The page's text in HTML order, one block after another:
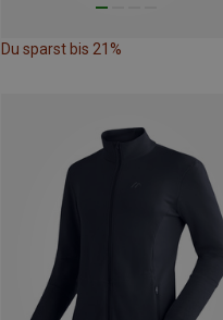
Du sparst bis 21%